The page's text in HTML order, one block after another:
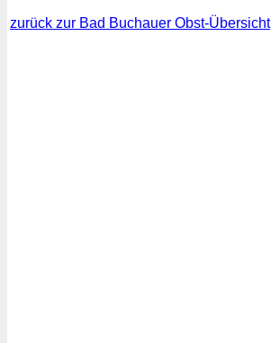
zurück zur Bad Buchauer Obst-Übersicht